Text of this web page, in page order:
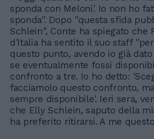
sponda con Meloni'. Io non ho
sponda''. Dopo ''questa sfida
Schlein'', Conte ha spiegato che
d'Italia ha sentito il suo staff
questo punto, avendo io già
se eventualmente fossi
confronto a tre. Io ho detto:
facciamolo questo confronto,
sempre disponibile'. Ieri sera,
che Elly Schlein, saputo della
ha preferito ritirarsi. A me